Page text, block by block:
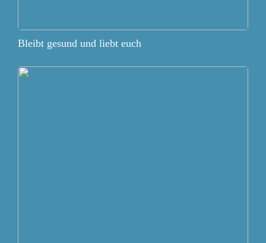
Bleibt gesund und liebt euch